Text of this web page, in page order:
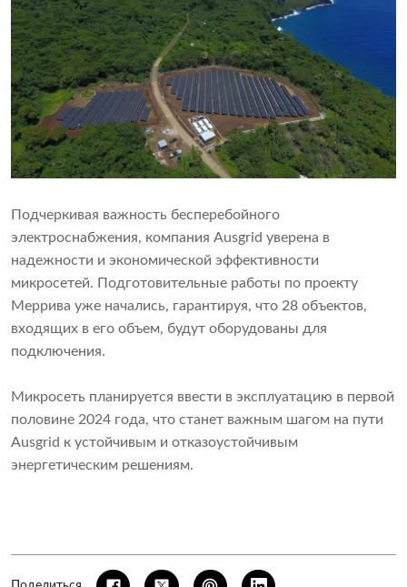
Подчеркивая важность бесперебойного
электроснабжения, компания Ausgrid уверена в
надежности и экономической эффективности
микросетей. Подготовительные работы по проекту
Меррива уже начались, гарантируя, что 28 объектов,
входящих в его объем, будут оборудованы для
подключения.
Микросеть планируется ввести в эксплуатацию в первой
половине 2024 года, что станет важным шагом на пути
Ausgrid к устойчивым и отказоустойчивым
энергетическим решениям.